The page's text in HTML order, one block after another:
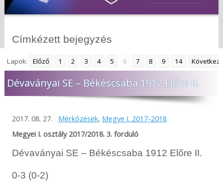
Címkézett bejegyzés
Lapok: Előző 1 2 3 4 5 6 7 8 9 14
Dévaványai SE – Békéscsaba 1912 Előre II.
2017. 08. 27. Mérkőzések, Megye I. 2017-2018
Megyei I. osztály 2017/2018. 3. forduló
Dévaványai SE – Békéscsaba 1912 Előre II.
0-3 (0-2)